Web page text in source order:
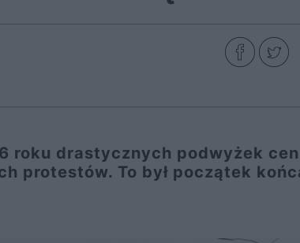
roku drastycznych podwyżek
protestów. To był początek